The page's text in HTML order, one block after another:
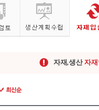
자재,생산자